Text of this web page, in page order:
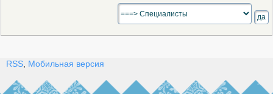
RSS Мобильная версия